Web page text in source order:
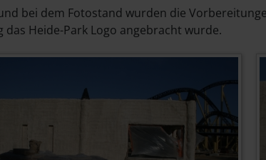
bei dem Fotostand wurden die
Heide-Park Logo angebracht wurde.